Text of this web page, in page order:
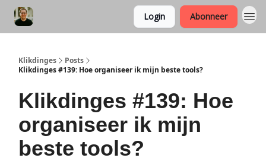
Login Abonneer
Klikdinges
Posts
Klikdinges #139: Hoe organiseer ik mijn beste tools?
Klikdinges #139: Hoe
organiseer ik mijn
beste tools?